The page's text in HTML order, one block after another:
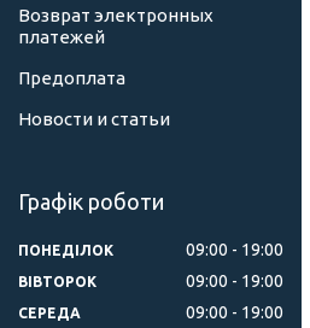
Возврат электронных
платежей
Предоплата
Новости и статьи
Графік роботи
ПОНЕДІЛОК 09:00 19:00
ВІВТОРОК 09:00 19:00
СЕРЕДА 09:00 19:00